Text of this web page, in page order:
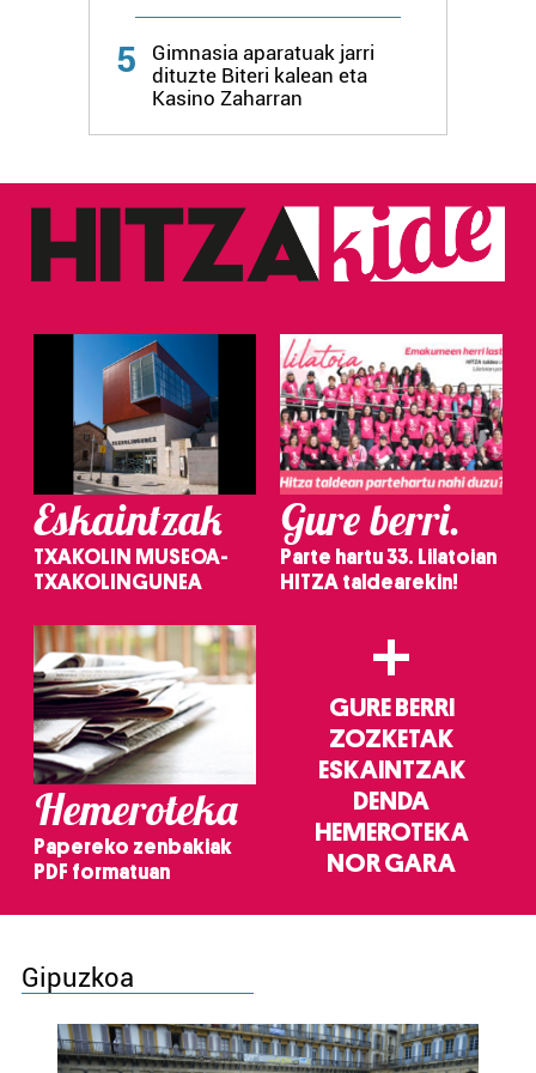
Webgune honek cookie propioak eta hirugarrenen cookie-
fitxategiak erabiltzen ditu. Zure esperientzia eta
zerbitzuak hobetzeko asmoz, cookie teknologiaz
baliatzen gara. Ohar hau onartuz gero, teknologia hori
erabiltzeko baimen esplizitua ematen diguzu.Gehiago
5
Gimnasia aparatuak jarri
dituzte Biteri kalean eta
Kasino Zaharran
Eskaintzak
TXAKOLIN MUSEOA-
TXAKOLINGUNEA
Gure berri.
Parte hartu 33. Lilatoian
HITZA taldearekin!
Hemeroteka
Papereko zenbakiak
PDF formatuan
+
GURE BERRI
ZOZKETAK
ESKAINTZAK
DENDA
HEMEROTEKA
NOR GARA
Gipuzkoa